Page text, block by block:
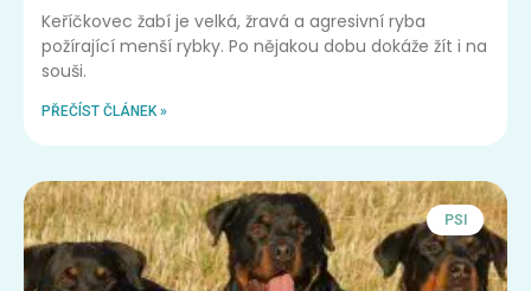
Keříčkovec žabí je velká, žravá a agresivní ryba
požírající menší rybky. Po nějakou dobu dokáže žít i na
souši.
PŘEČÍST ČLÁNEK »
PSI